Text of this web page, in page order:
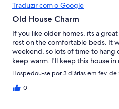
Traduzir com o Google
Old House Charm
If you like older homes, its a
rest on the comfortable beds. It
weekend, so lots of time to hang
keep warm. I'll keep this house
Hospedou-se por 3 diárias em fev.
0